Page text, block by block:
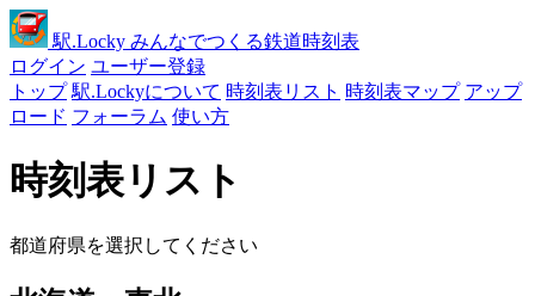
駅.Locky みんなでつくる鉄道時刻表
ログイン ユーザー登録
トップ 駅.Lockyについて 時刻表リスト 時刻表マップ アップ
ロード フォーラム 使い方
時刻表リスト
都道府県を選択してください